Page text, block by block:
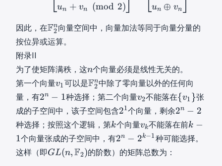
_
2
\
{
0
,
1
\
}
h
b
}
_
2
^
n
8
,
u
n
]
T
u
_
1
,
\
…
v
T
v
=
[
v
_
,
\
un + vn (mod 2) un ⊕ vn
因此，在F
2
n
m
a
t
h
b
b
{
F
F2
n向量空间中，向量加法等同于向量分量的
按位异或运算。
附录II
为了使矩阵满秩，这n
n
n个向量必须是线性无关的。
第一个向量v
v
_
1
v1可以是F
2
n
\
m
a
t
F2
n中除了零向量以外的任何向
量，有2
n
−
1
2
^
2n − 1种选择；第二个向量v
2
v
_
2
v2不能落在{
v
}
\
{v1 }张
成的子空间中，该子空间包含2
1
2
^
1
21个向量，剩余2
n
−
2
2n − 2
种选择；按照这个逻辑，第k
k
k个向量v
k
_
vk不能落在前k
−
1
k −
1个向量张成的子空间中，有2
n
−
2n − 2k−1种可能选择。
这样（即G
GL(n,F2)的阶数）的矩阵总数为：